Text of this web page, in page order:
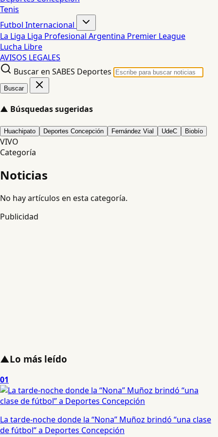
Tenis
Futbol Internacional
La Liga Liga Profesional Argentina Premier League
Lucha Libre
AVISOS LEGALES
Buscar en SABES Deportes
Buscar
▲ Búsquedas sugeridas
Huachipato Deportes Concepción Fernández Vial UdeC Biobío
VIVO
Categoría
Noticias
No hay artículos en esta categoría.
Publicidad
▲Lo más leído
01
La tarde-noche donde la “Nona” Muñoz brindó “una clase
de fútbol” a Deportes Concepción